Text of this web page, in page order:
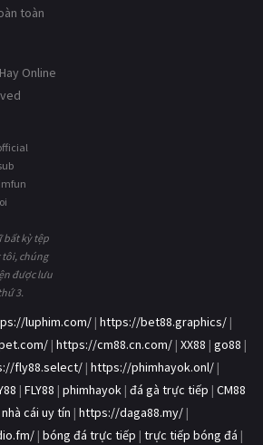
toàn
Online
bất kỳ tệp
tôi, chúng
được lưu
3.
luphim.com/ | https://bet88.graphics/ |
| https://cm88.cn.com/ | XX88 | go88 |
fly88.select/ | https://phimhayok.onl/ |
| FLY88 | phimhayok | đá gà trực tiếp | CM88
nhà cái uy tín | https://daga88.my/ |
| bóng đá trực tiếp | trực tiếp bóng đá |